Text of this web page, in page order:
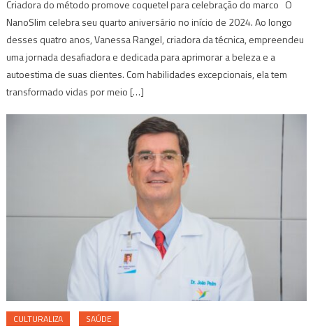
Criadora do método promove coquetel para celebração do marco O
NanoSlim celebra seu quarto aniversário no início de 2024. Ao longo
desses quatro anos, Vanessa Rangel, criadora da técnica, empreendeu
uma jornada desafiadora e dedicada para aprimorar a beleza e a
autoestima de suas clientes. Com habilidades excepcionais, ela tem
transformado vidas por meio […]
CULTURALIZA SAÚDE